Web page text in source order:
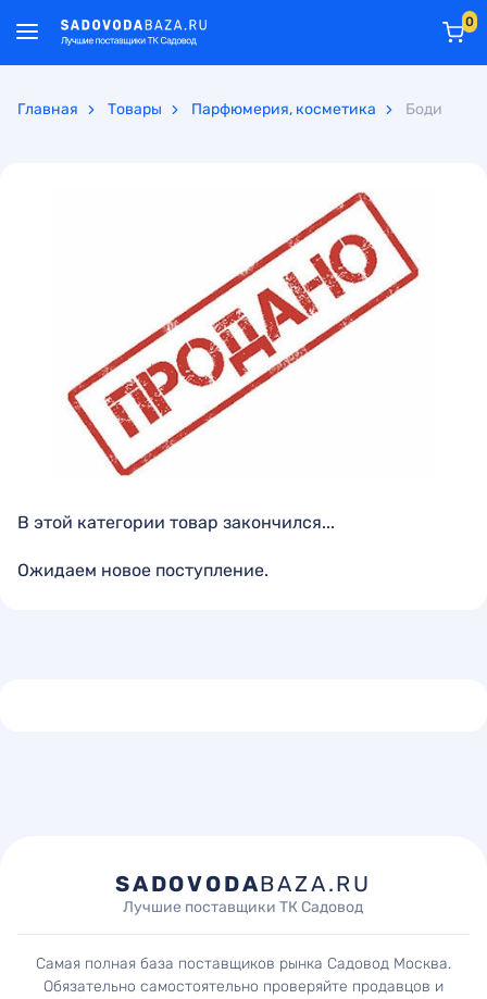
0
Главная Товары Парфюмерия, косметика Боди
В этой категории товар закончился...
Ожидаем новое поступление.
SADOVODABAZA.RU
Лучшие поставщики ТК Садовод
Самая полная база поставщиков рынка Садовод Москва.
Обязательно самостоятельно проверяйте продавцов и